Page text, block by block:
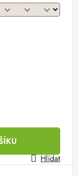
Hlídat